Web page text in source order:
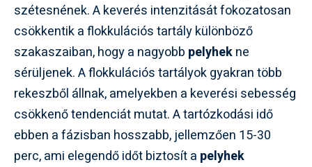
szétesnének. A keverés intenzitását fokozatosan
csökkentik a flokkulációs tartály különböző
szakaszaiban, hogy a nagyobb pelyhekne
sérüljenek. A flokkulációs tartályok gyakran több
rekeszből állnak, amelyekben a keverési sebesség
csökkenő tendenciát mutat. A tartózkodási idő
ebben a fázisban hosszabb, jellemzően 15-30
perc, ami elegendő időt biztosít a pelyhek